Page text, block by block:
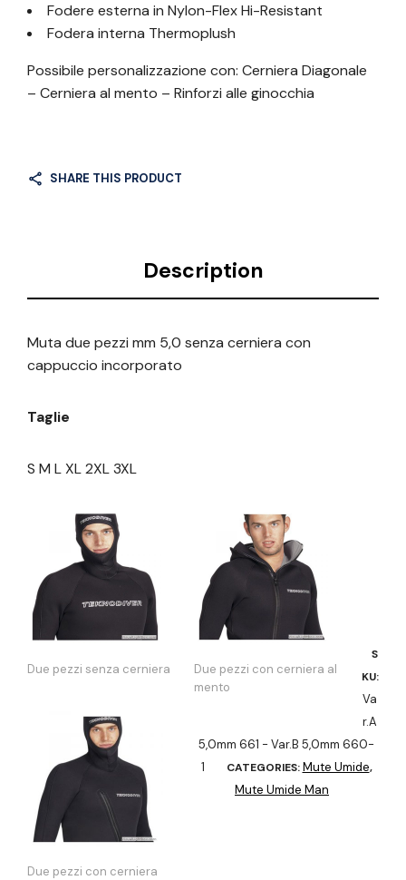
Fodere esterna in Nylon-Flex Hi-Resistant
Fodera interna Thermoplush
Possibile personalizzazione con: Cerniera Diagonale
– Cerniera al mento – Rinforzi alle ginocchia
SHARE THIS PRODUCT
Description
Muta due pezzi mm 5,0 senza cerniera con
cappuccio incorporato
Taglie
S M L XL 2XL 3XL
Due pezzi senza cerniera
Due pezzi con cerniera al
mento
Due pezzi con cerniera
S
KU:
Va
r.A
5,0mm 661 - Var.B 5,0mm 660-
1
CATEGORIES:Mute Umide,
Mute Umide Man